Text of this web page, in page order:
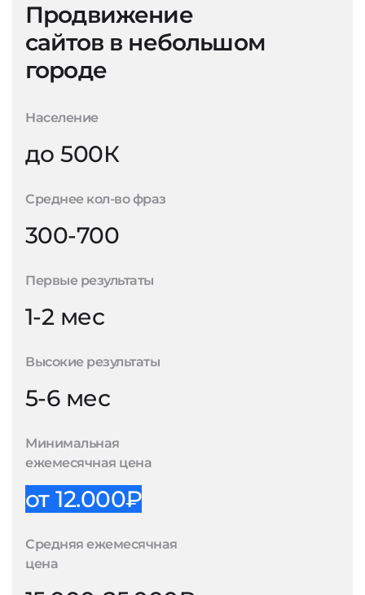
Продвижение
сайтов в небольшом
городе
Население
до 500К
Среднее кол-во фраз
300-700
Первые результаты
1-2 мес
Высокие результаты
5-6 мес
Минимальная
ежемесячная цена
от 12.000₽
Средняя ежемесячная
цена